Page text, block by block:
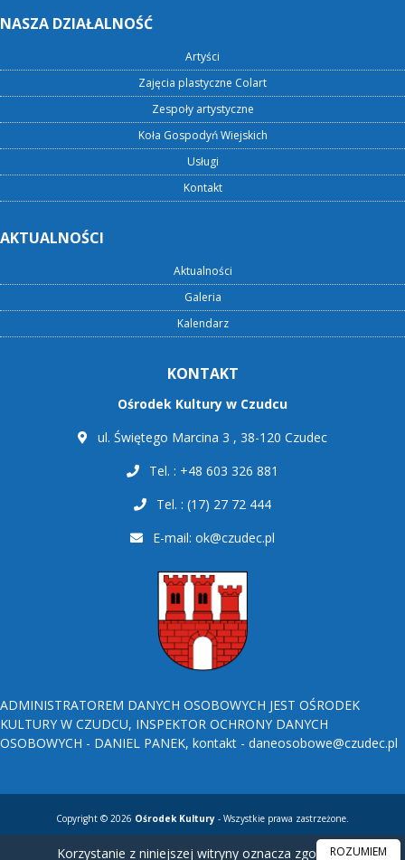
NASZA DZIAŁALNOŚĆ
Artyści
Zajęcia plastyczne Colart
Zespoły artystyczne
Koła Gospodyń Wiejskich
Usługi
Kontakt
AKTUALNOŚCI
Aktualności
Galeria
Kalendarz
KONTAKT
Ośrodek Kultury w Czudcu
ul. Świętego Marcina 3 , 38-120 Czudec
Tel. : +48 603 326 881
Tel. : (17) 27 72 444
E-mail: ok@czudec.pl
ADMINISTRATOREM DANYCH OSOBOWYCH JEST OŚRODEK
KULTURY W CZUDCU, INSPEKTOR OCHRONY DANYCH
OSOBOWYCH - DANIEL PANEK, kontakt - daneosobowe@czudec.pl
Copyright © 2026 Ośrodek Kultury - Wszystkie prawa zastrzeżone.
Korzystanie z niniejszej witryny oznacza zgodę naROZUMIEM